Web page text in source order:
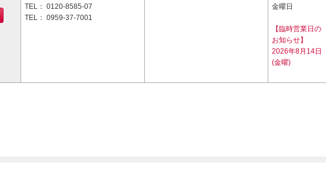
TEL： 0120-8585-07
TEL： 0959-37-7001
金曜日
【臨時営業日の
お知らせ】
2026年8月14日
(金曜)